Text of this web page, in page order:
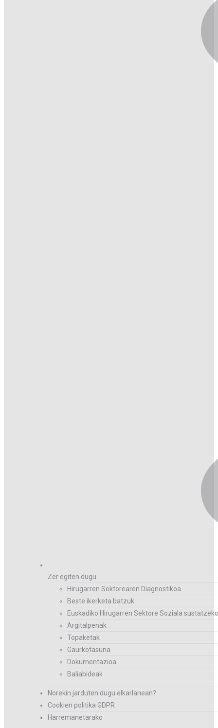
Zer egiten dugu
Hirugarren Sektorearen Diagnostikoa
Beste ikerketa batzuk
Euskadiko Hirugarren Sektore Soziala
Argitalpenak
Topaketak
Gaurkotasuna
Dokumentazioa
Baliabideak
Norekin jarduten dugu elkarlanean?
Cookien politika GDPR
Harremanetarako